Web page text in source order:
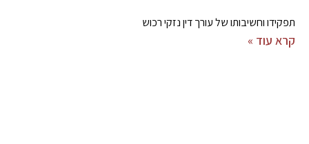
תפקידו וחשיבותו של עורך דין נזקי רכוש
קרא עוד »